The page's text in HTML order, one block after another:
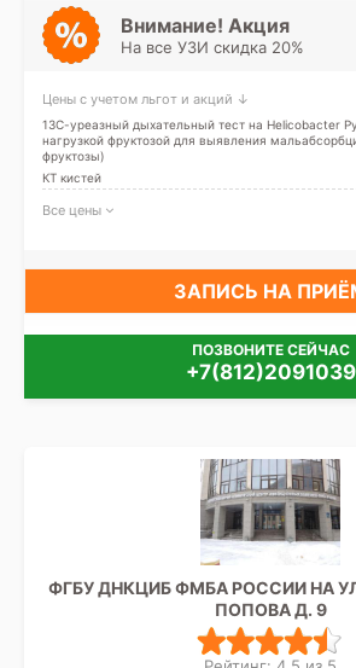
Внимание! Акция
На все УЗИ скидка 20%
Цены с учетом льгот и акций ↓
13С-уреазный дыхательный тест на Helicobacter
нагрузкой фруктозой для выявления
фруктозы)
КТ кистей
Все цены
ЗАПИСЬ НА
ПОЗВОНИТЕ СЕЙЧАС
+7(812)2091039
ФГБУ ДНКЦИБ ФМБА РОССИИ НА
ПОПОВА Д. 9